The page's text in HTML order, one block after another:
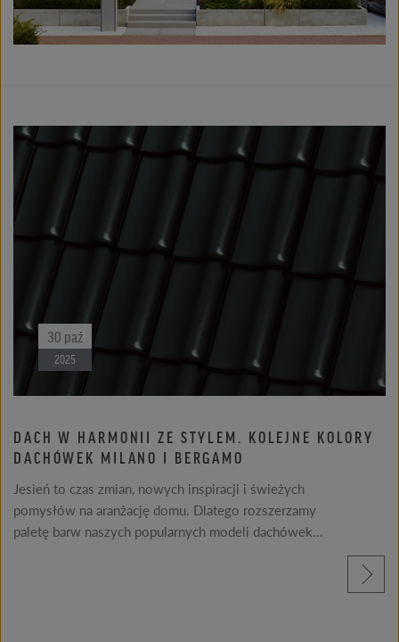
15 kwi
2025
RÖBEN SPONSOREM KONKURSU ARCHITEKTURY
CEGLANEJ DLA STUDENTÓW – VIII EDYCJA
Związek Pracodawców Ceramiki Budowlanej, przy
merytorycznym wsparciu Stowarzyszenia Architektów
Polskich, zaprasza studentów kierunków
czytaj więcej